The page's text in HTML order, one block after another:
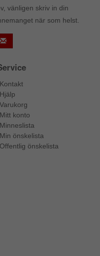
vänligen skriv in din
när som helst.
Kontakt
Hjälp
Varukorg
Mitt konto
Minneslista
Min önskelista
Offentlig önskelista